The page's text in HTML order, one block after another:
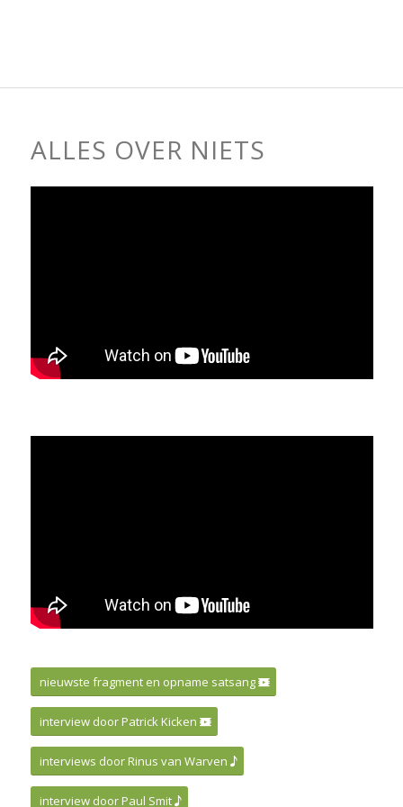
ALLES OVER NIETS
nieuwste fragment en opname satsang
interview door Patrick Kicken
interviews door Rinus van Warven
interview door Paul Smit